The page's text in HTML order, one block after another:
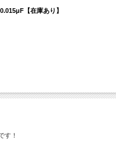
【在庫あり】
す！